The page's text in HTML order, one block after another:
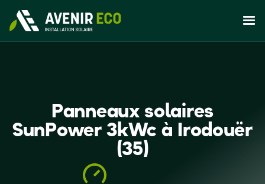
Panneaux solaires
SunPower 3kWc à Irodouër
(35)